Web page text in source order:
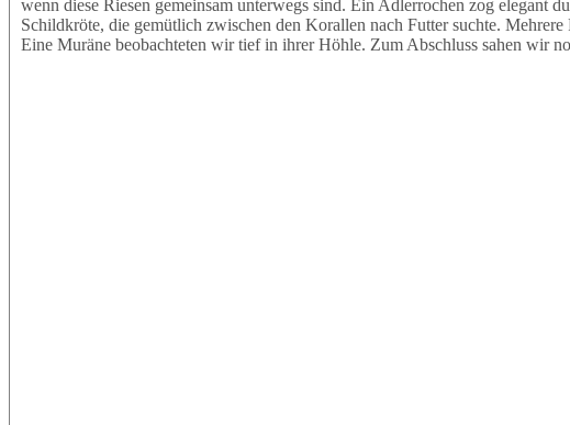
wenn diese Riesen gemeinsam unterwegs sind. Ein Adlerrochen zog elegant
Schildkröte, die gemütlich zwischen den Korallen nach Futter suchte.
Eine Muräne beobachteten wir tief in ihrer Höhle. Zum Abschluss sahen wir